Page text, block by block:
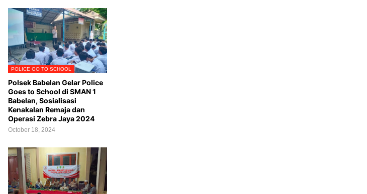
POLICE GO TO SCHOOL
Polsek Babelan Gelar Police
Goes to School di SMAN 1
Babelan, Sosialisasi
Kenakalan Remaja dan
Operasi Zebra Jaya 2024
October 18, 2024